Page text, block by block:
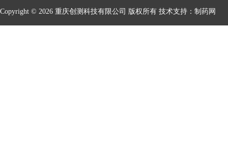
Copyright © 2026 重庆创测科技有限公司 版权所有 技术支持： 制药网